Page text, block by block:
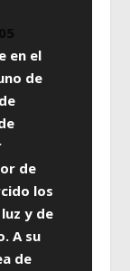
en el
de
de
los
y de
A su
de